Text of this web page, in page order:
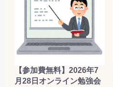
【参加費無料】2026年7
月28日オンライン勉強会